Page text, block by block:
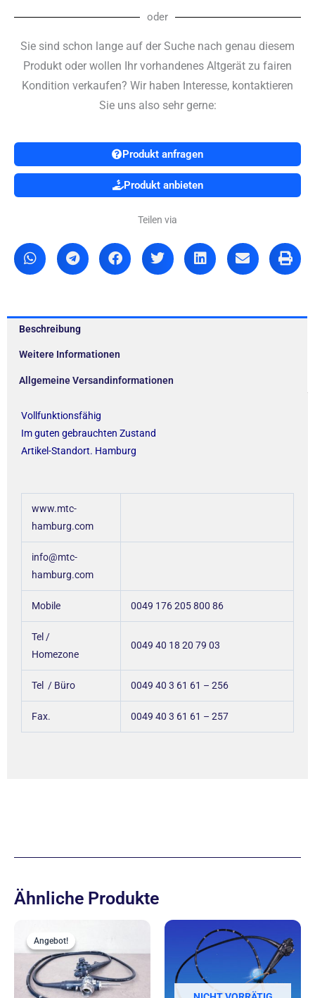
Bronchoskop
oder
Sie sind schon lange auf der Suche nach genau diesem
Produkt oder wollen Ihr vorhandenes Altgerät zu fairen
Kondition verkaufen? Wir haben Interesse, kontaktieren
Sie uns also sehr gerne:
Produkt anfragen
Produkt anbieten
Teilen via
Beschreibung
Weitere Informationen
Allgemeine Versandinformationen
Vollfunktionsfähig
Im guten gebrauchten Zustand
Artikel-Standort. Hamburg
www.mtc-
hamburg.com
info@mtc-
hamburg.com
Mobile 0049 176 205 800 86
Tel /
Homezone
0049 40 18 20 79 03
Tel / Büro 0049 40 3 61 61 – 256
Fax. 0049 40 3 61 61 – 257
Ähnliche Produkte
Angebot!
Angebot!
Ursprünglicher
war:
4.999,00 €
Aktueller
ist:
4.444,00 €.